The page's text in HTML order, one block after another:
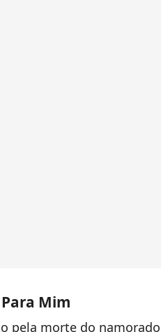
Mim
pela morte do namorado